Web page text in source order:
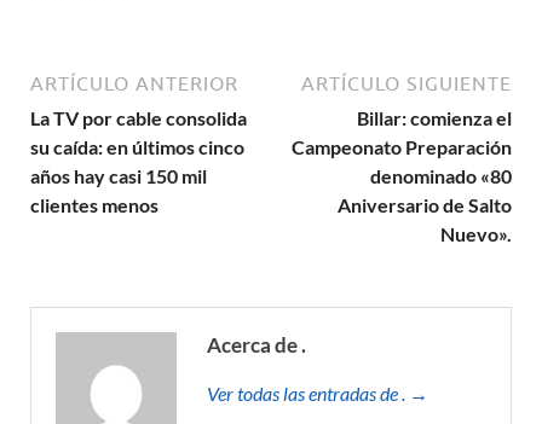
ARTÍCULO ANTERIOR
La TV por cable consolida
su caída: en últimos cinco
años hay casi 150 mil
clientes menos
ARTÍCULO SIGUIENTE
Billar: comienza el
Campeonato Preparación
denominado «80
Aniversario de Salto
Nuevo».
Acerca de .
Ver todas las entradas de . →